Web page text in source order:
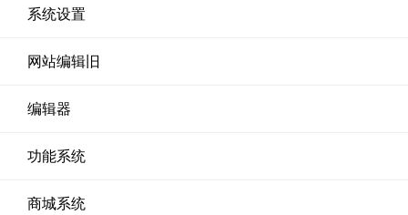
系统设置
网站编辑旧
编辑器
功能系统
商城系统